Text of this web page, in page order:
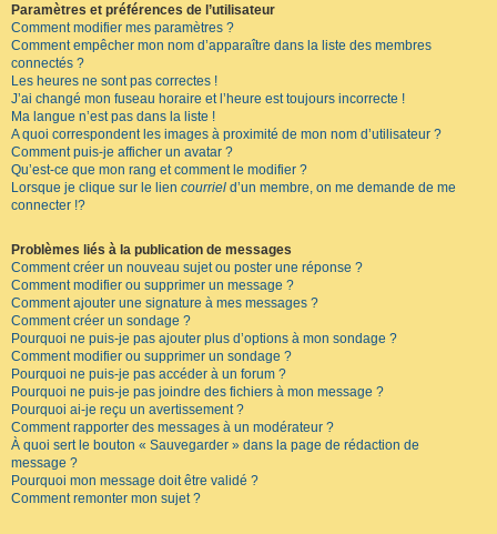
Paramètres et préférences de l’utilisateur
Comment modifier mes paramètres ?
Comment empêcher mon nom d’apparaître dans la liste des membres
connectés ?
Les heures ne sont pas correctes !
J’ai changé mon fuseau horaire et l’heure est toujours incorrecte !
Ma langue n’est pas dans la liste !
A quoi correspondent les images à proximité de mon nom d’utilisateur ?
Comment puis-je afficher un avatar ?
Qu’est-ce que mon rang et comment le modifier ?
Lorsque je clique sur le lien courriel d’un membre, on me demande de me
connecter !?
Problèmes liés à la publication de messages
Comment créer un nouveau sujet ou poster une réponse ?
Comment modifier ou supprimer un message ?
Comment ajouter une signature à mes messages ?
Comment créer un sondage ?
Pourquoi ne puis-je pas ajouter plus d’options à mon sondage ?
Comment modifier ou supprimer un sondage ?
Pourquoi ne puis-je pas accéder à un forum ?
Pourquoi ne puis-je pas joindre des fichiers à mon message ?
Pourquoi ai-je reçu un avertissement ?
Comment rapporter des messages à un modérateur ?
À quoi sert le bouton « Sauvegarder » dans la page de rédaction de
message ?
Pourquoi mon message doit être validé ?
Comment remonter mon sujet ?